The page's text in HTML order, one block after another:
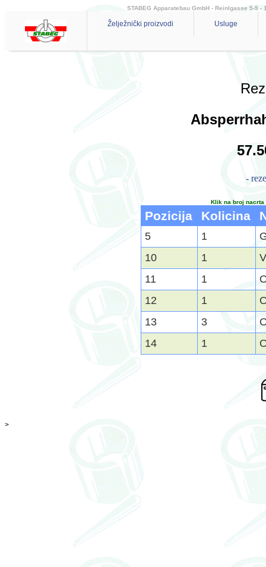
STABEG Apparatebau GmbH - Reinlgasse 5-9
Želježnički proizvodi Usluge
-
Klik na broj nacrta
Pozicija Kolicina
5 1
10
1
11
1
12
1
13
3
14
1
>